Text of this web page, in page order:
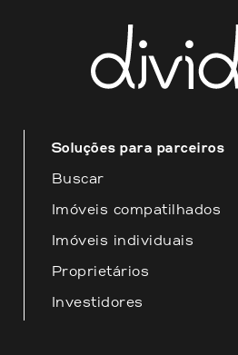
Esperamos que essas
sejam úteis para você!
disposição para fornecer o
atendimento possível.
Soluções para parceiros
Buscar
Imóveis compatilhados
Imóveis individuais
Proprietários
Investidores